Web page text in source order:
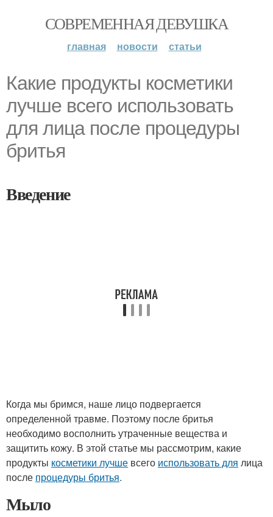
СОВРЕМЕННАЯ ДЕВУШКА
главная новости статьи
Какие продукты косметики
лучше всего использовать
для лица после процедуры
бритья
Введение
Когда мы бримся, наше лицо подвергается
определенной травме. Поэтому после бритья
необходимо восполнить утраченные вещества и
защитить кожу. В этой статье мы рассмотрим, какие
продукты косметики лучше всего использовать для лица
после процедуры бритья.
Мыло